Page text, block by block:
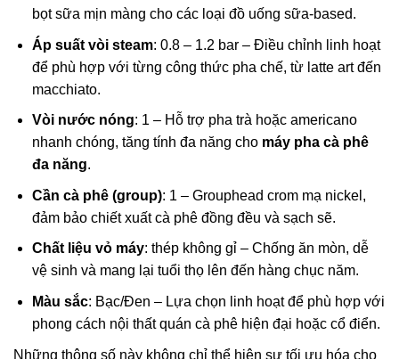
bọt sữa mịn màng cho các loại đồ uống sữa-based.
Áp suất vòi steam: 0.8 – 1.2 bar – Điều chỉnh linh hoạt
để phù hợp với từng công thức pha chế, từ latte art đến
macchiato.
Vòi nước nóng: 1 – Hỗ trợ pha trà hoặc americano
nhanh chóng, tăng tính đa năng cho máy pha cà phê
đa năng.
Cần cà phê (group): 1 – Grouphead crom mạ nickel,
đảm bảo chiết xuất cà phê đồng đều và sạch sẽ.
Chất liệu vỏ máy: thép không gỉ – Chống ăn mòn, dễ
vệ sinh và mang lại tuổi thọ lên đến hàng chục năm.
Màu sắc: Bạc/Đen – Lựa chọn linh hoạt để phù hợp với
phong cách nội thất quán cà phê hiện đại hoặc cổ điển.
Những thông số này không chỉ thể hiện sự tối ưu hóa cho